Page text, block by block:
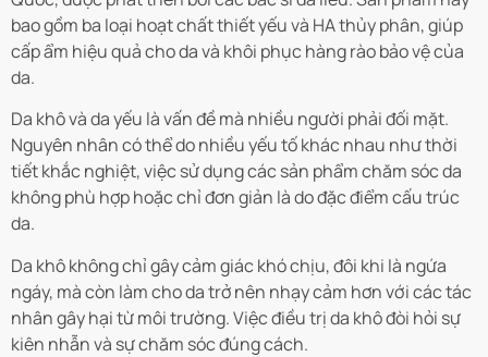
bao gồm ba loại hoạt chất thiết yếu và HA thủy phân, giúp
cấp ẩm hiệu quả cho da và khôi phục hàng rào bảo vệ của
da.
Da khô và da yếu là vấn đề mà nhiều người phải đối mặt.
Nguyên nhân có thể do nhiều yếu tố khác nhau như thời
tiết khắc nghiệt, việc sử dụng các sản phẩm chăm sóc da
không phù hợp hoặc chỉ đơn giản là do đặc điểm cấu trúc
da.
Da khô không chỉ gây cảm giác khó chịu, đôi khi là ngứa
ngáy, mà còn làm cho da trở nên nhạy cảm hơn với các tác
nhân gây hại từ môi trường. Việc điều trị da khô đòi hỏi sự
kiên nhẫn và sự chăm sóc đúng cách.